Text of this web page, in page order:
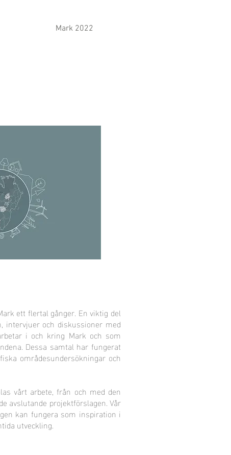
Mark 2022
ett flertal gånger. En viktig del
intervjuer och diskussioner med
i och kring Mark och som
Dessa samtal har fungerat
områdesundersökningar och
vårt arbete, från och med den
avslutande projektförslagen. Vår
kan fungera som inspiration i
utveckling.